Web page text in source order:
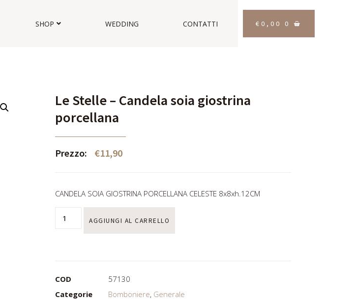
SHOP WEDDING CONTATTI € 0,00 0
Le Stelle – Candela soia giostrina
porcellana
Prezzo: €11,90
CANDELA SOIA GIOSTRINA PORCELLANA CELESTE 8x8xh.12CM
AGGIUNGI AL CARRELLO
COD
57130
Categorie
Bomboniere, Generale